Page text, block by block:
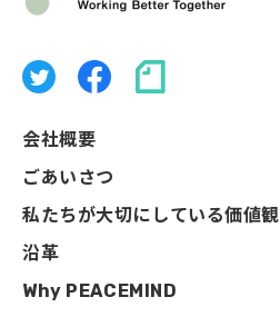
会社概要
ごあいさつ
私たちが大切にしている価値観
沿革
Why PEACEMIND